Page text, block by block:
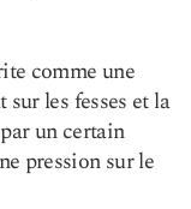
comme une
sur les fesses et la
un certain
pression sur le